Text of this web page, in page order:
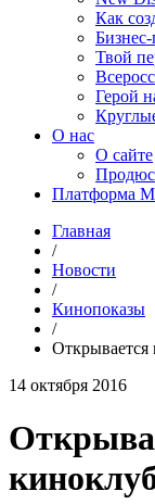
Как
Твой
Герой
О нас
О сайте
Платформа
Главная
/
Новости
/
Кинопоказы
/
Открывается
14 октября 2016